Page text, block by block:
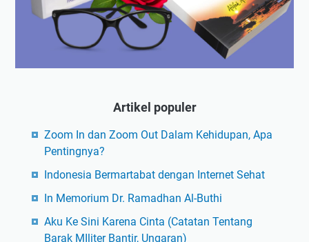
Artikel populer
Zoom In dan Zoom Out Dalam Kehidupan, Apa
Pentingnya?
Indonesia Bermartabat dengan Internet Sehat
In Memorium Dr. Ramadhan Al-Buthi
Aku Ke Sini Karena Cinta (Catatan Tentang
Barak MIliter Bantir, Ungaran)